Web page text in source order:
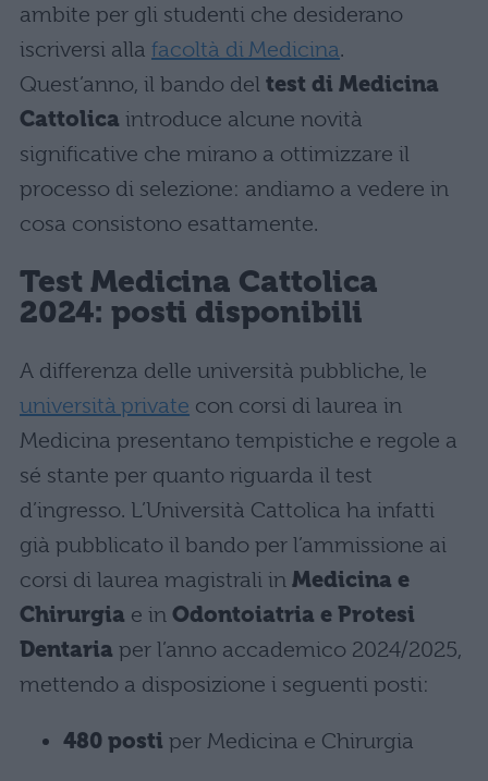
ambite per gli studenti che desiderano
iscriversi alla facoltà di Medicina.
Quest’anno, il bando del test di Medicina
Cattolica introduce alcune novità
significative che mirano a ottimizzare il
processo di selezione: andiamo a vedere in
cosa consistono esattamente.
Test Medicina Cattolica
2024: posti disponibili
A differenza delle università pubbliche, le
università private con corsi di laurea in
Medicina presentano tempistiche e regole a
sé stante per quanto riguarda il test
d’ingresso. L’Università Cattolica ha infatti
già pubblicato il bando per l’ammissione ai
corsi di laurea magistrali in Medicina e
Chirurgia e in Odontoiatria e Protesi
Dentaria per l’anno accademico 2024/2025,
mettendo a disposizione i seguenti posti:
480 posti per Medicina e Chirurgia